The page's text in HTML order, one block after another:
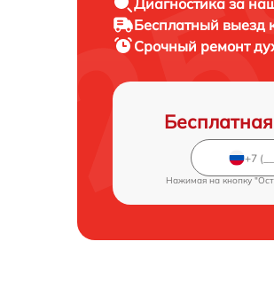
Диагностика за
Бесплатный выезд
Срочный ремонт
Нажимая на кнопку